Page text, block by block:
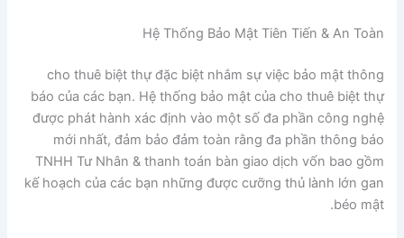
Hệ Thống Bảo Mật Tiên Tiến & An Toàn
cho thuê biệt thự đặc biệt nhắm sự việc bảo mật thông
báo của các bạn. Hệ thống bảo mật của cho thuê biệt thự
được phát hành xác định vào một số đa phần công nghệ
mới nhất, đảm bảo đảm toàn rằng đa phần thông báo
TNHH Tư Nhân & thanh toán bàn giao dịch vốn bao gồm
kế hoạch của các bạn những được cưỡng thủ lành lớn gan
béo mật.